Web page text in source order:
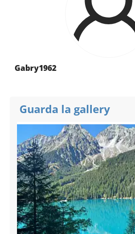
Gabry1962
Guarda la gallery